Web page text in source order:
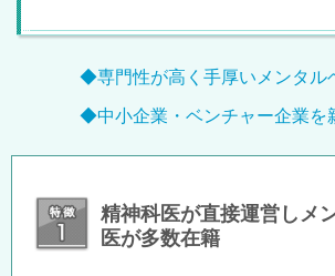
◆専門性が高く手厚いメンタル
◆中小企業・ベンチャー企業を
精神科医が直接運営しメ
医が多数在籍